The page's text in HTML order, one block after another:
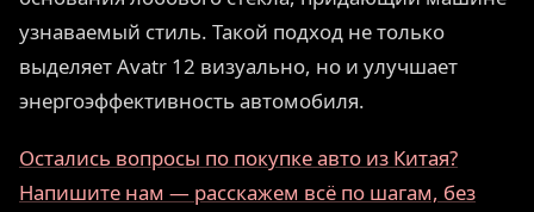
узнаваемый стиль. Такой подход не только
выделяет Avatr 12 визуально, но и улучшает
энергоэффективность автомобиля.
Остались вопросы по покупке авто из Китая?
Напишите нам — расскажем всё по шагам, без